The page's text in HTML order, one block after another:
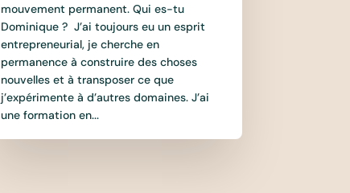
mouvement permanent. Qui es-tu
Dominique ? J’ai toujours eu un esprit
entrepreneurial, je cherche en
permanence à construire des choses
nouvelles et à transposer ce que
j’expérimente à d’autres domaines. J’ai
une formation en...